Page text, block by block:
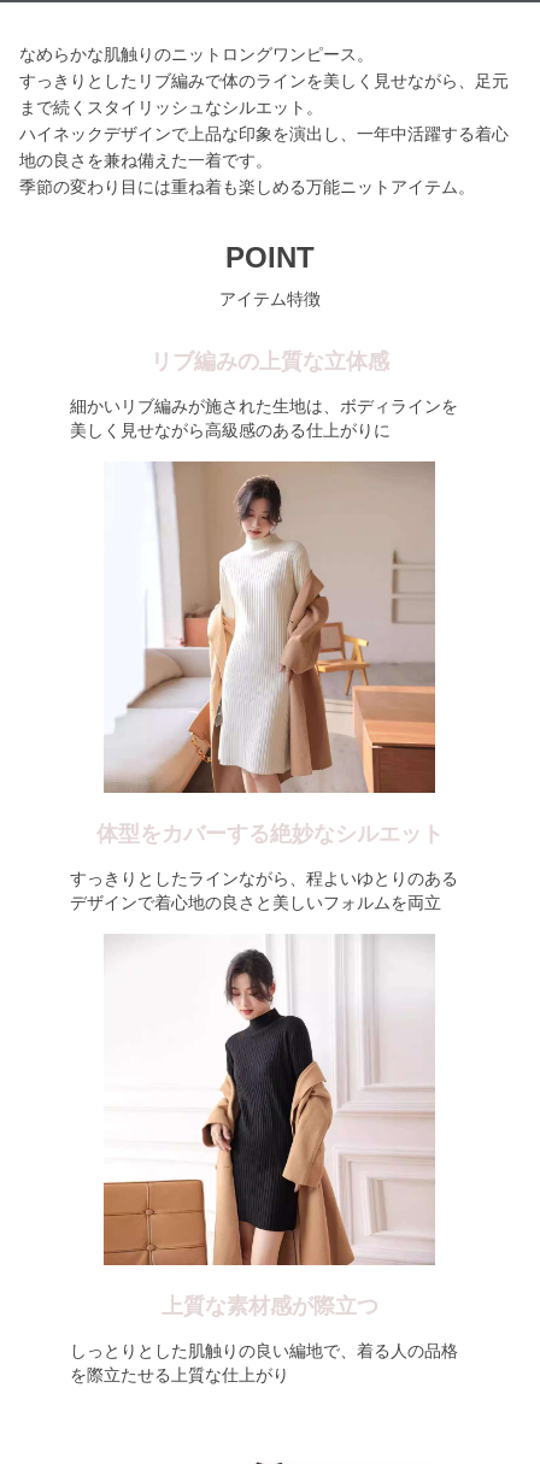
なめらかな肌触りのニットロングワンピース。
すっきりとしたリブ編みで体のラインを美しく見せながら、足元
まで続くスタイリッシュなシルエット。
ハイネックデザインで上品な印象を演出し、一年中活躍する着心
地の良さを兼ね備えた一着です。
季節の変わり目には重ね着も楽しめる万能ニットアイテム。
POINT
アイテム特徴
リブ編みの上質な立体感
細かいリブ編みが施された生地は、ボディラインを
美しく見せながら高級感のある仕上がりに
体型をカバーする絶妙なシルエット
すっきりとしたラインながら、程よいゆとりのある
デザインで着心地の良さと美しいフォルムを両立
上質な素材感が際立つ
しっとりとした肌触りの良い編地で、着る人の品格
を際立たせる上質な仕上がり